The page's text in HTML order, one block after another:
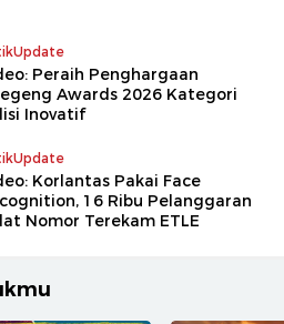
Peraih Penghargaan
Awards 2026 Kategori
Inovatif
Korlantas Pakai Face
16 Ribu Pelanggaran
Nomor Terekam ETLE